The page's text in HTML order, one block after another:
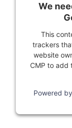
We
This
trackers
website
CMP to add
Powered by